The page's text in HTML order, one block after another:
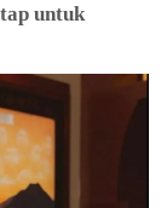
untuk